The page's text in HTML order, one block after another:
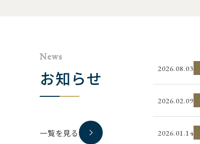
News
お知らせ
一覧を見る
2026.08.03
2026.02.09
2026.01.14